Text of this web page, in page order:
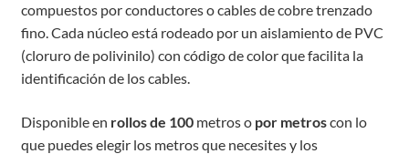
compuestos por conductores o cables de cobre trenzado
fino. Cada núcleo está rodeado por un aislamiento de PVC
(cloruro de polivinilo) con código de color que facilita la
identificación de los cables.
Disponible en rollos de 100metros o por metroscon lo
que puedes elegir los metros que necesites y los